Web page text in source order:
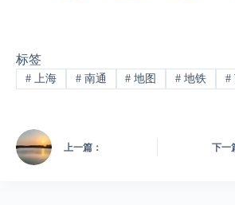
标签
#上海 #南通 # 地图 # 地铁 #
上一篇： 下一